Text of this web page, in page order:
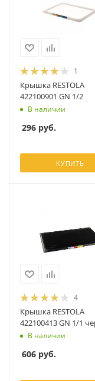
1
Крышка RESTOLA
422100901 GN 1/2
В наличии
296 руб.
КУПИТЬ
4
Крышка RESTOLA
422100413 GN 1/1
В наличии
606 руб.